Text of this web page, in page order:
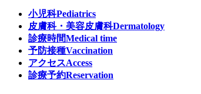
小児科Pediatrics
皮膚科・美容皮膚科Dermatology
診療時間Medical time
予防接種Vaccination
アクセスAccess
診療予約Reservation